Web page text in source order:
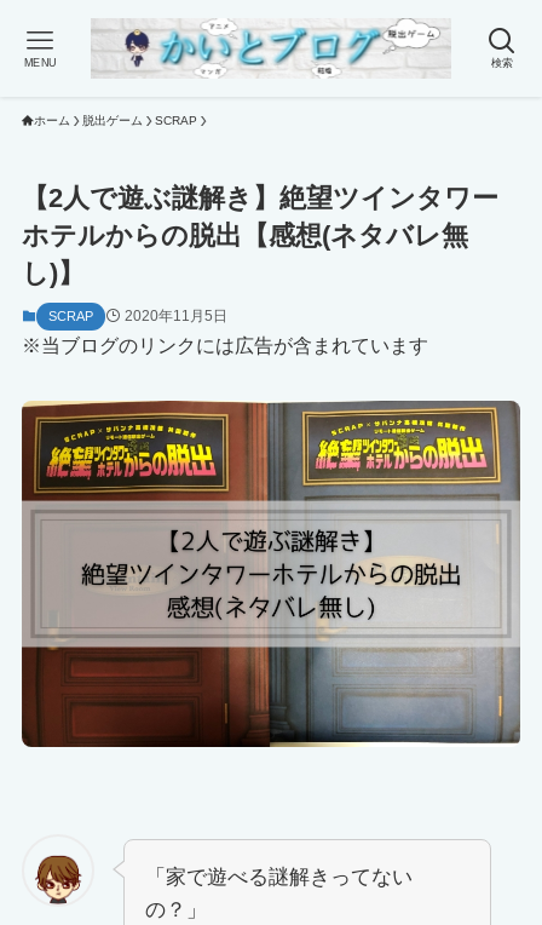
検索
MENU
ホーム 脱出ゲーム SCRAP
【2人で遊ぶ謎解き】絶望ツインタワー
ホテルからの脱出【感想(ネタバレ無
し)】
SCRAP 2020年11月5日
※当ブログのリンクには広告が含まれています
「家で遊べる謎解きってない
の？」